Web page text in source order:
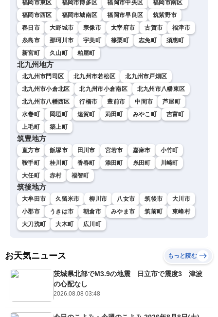
福岡市東区 福岡市博多区 福岡市中央区
福岡市南区
福岡市西区
福岡市城南区 福岡市早良区
筑紫野市
春日市
大野城市 宗像市 太宰府市 古賀市
福津市
糸島市
那珂川市 宇美町 篠栗町 志免町
須惠町
新宮町
久山町 粕屋町
北九州地方
北九州市門司区 北九州市若松区
北九州市戸畑区
北九州市小倉北区
北九州市小倉南区
北九州市八幡東区
北九州市八幡西区
行橋市 豊前市 中間市
芦屋町
水巻町
岡垣町 遠賀町 苅田町 みやこ町
吉富町
上毛町
築上町
筑豊地方
直方市 飯塚市 田川市 宮若市 嘉麻市
小竹町
鞍手町
桂川町 香春町 添田町 糸田町
川崎町
大任町
赤村 福智町
筑後地方
大牟田市 久留米市 柳川市 八女市 筑後市
大川市
小郡市
うきは市 朝倉市 みやま市 筑前町
東峰村
大刀洗町
大木町 広川町
お天気ニュース もっと読む
茨城県北部でM3.9の地震 日立市で震度3 津波
の心配なし
2026.08.08 03:48